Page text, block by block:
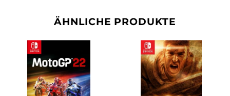
ÄHNLICHE PRODUKTE